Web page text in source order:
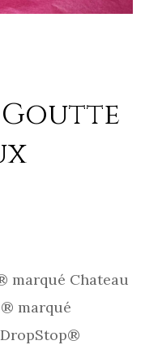
Goutte
marqué Chateau
marqué